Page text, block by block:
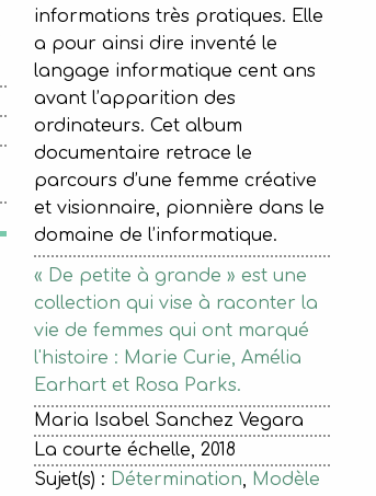
informations très pratiques. Elle
a pour ainsi dire inventé le
langage informatique cent ans
avant l’apparition des
ordinateurs. Cet album
documentaire retrace le
parcours d’une femme créative
et visionnaire, pionnière dans le
domaine de l’informatique.
« De petite à grande » est une
collection qui vise à raconter la
vie de femmes qui ont marqué
l'histoire : Marie Curie, Amélia
Earhart et Rosa Parks.
Maria Isabel Sanchez Vegara
La courte échelle, 2018
Sujet(s) : Détermination, Modèle